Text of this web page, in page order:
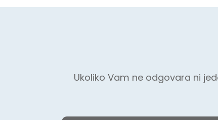
Ukoliko Vam ne odgovara ni